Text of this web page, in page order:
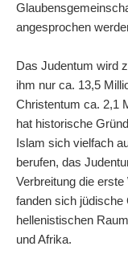
angesprochen
Das Judentum wird
ihm nur ca. 13,5
Christentum ca. 2,1
hat historische
Islam sich vielfach
berufen, das
Verbreitung die
fanden sich jüdische
hellenistischen
und Afrika.